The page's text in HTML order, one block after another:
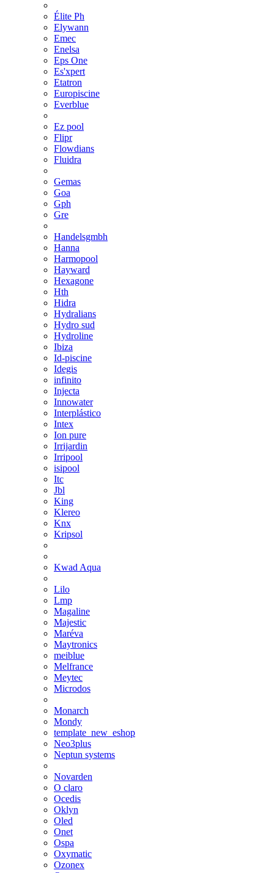
Élite Ph
Elywann
Emec
Enelsa
Eps One
Es'xpert
Etatron
Europiscine
Everblue
Ez pool
Flipr
Flowdians
Fluidra
Gemas
Goa
Gph
Gre
Handelsgmbh
Hanna
Harmopool
Hayward
Hexagone
Hth
Hidra
Hydralians
Hydro sud
Hydroline
Ibiza
Id-piscine
Idegis
infinito
Injecta
Innowater
Interplástico
Intex
Ion pure
Irrijardin
Irripool
isipool
Itc
Jbl
King
Klereo
Knx
Kripsol
Kwad Aqua
Lilo
Lmp
Magaline
Majestic
Maréva
Maytronics
meiblue
Melfrance
Meytec
Microdos
Monarch
Mondy
template_new_eshop
Neo3plus
Neptun systems
Novarden
O claro
Ocedis
Oklyn
Oled
Onet
Ospa
Oxymatic
Ozonex